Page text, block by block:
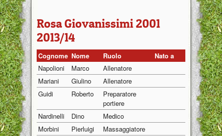
Rosa Giovanissimi 2001
2013/14
Cognome Nome Ruolo Nato a
Nato il
Napolioni
Marco Allenatore
01/01/1970
Mariani
Giulino Allenatore
01/01/1970
Guidi
Roberto
Preparatore
portiere
01/01/1970
Nardinelli Dino Medico
01/01/1970
Morbini
Pierluigi Massaggiatore
01/01/1970